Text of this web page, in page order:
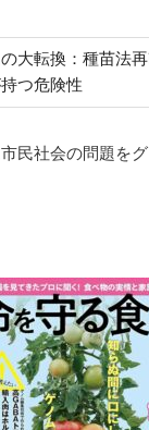
大転換：種苗法
つ危険性
民社会の問題を